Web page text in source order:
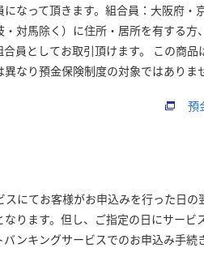
なって頂きます。組合員：大阪府
対馬除く）に住所・居所を有する
員としてお取引頂けます。 この商
なり預金保険制度の対象ではありま
預
にてお客様がお申込みを行った日
ります。但し、ご指定の日にサー
ンキングサービスでのお申込み手続